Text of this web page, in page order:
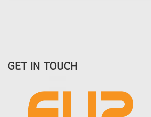
GET IN TOUCH